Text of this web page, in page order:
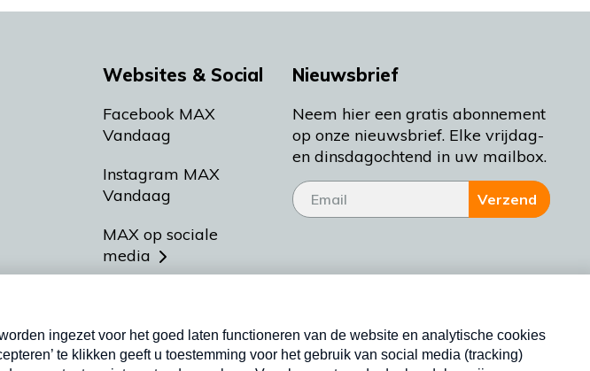
Websites & Social
Facebook MAX
Vandaag
Instagram MAX
Vandaag
MAX op sociale
media
Meldpunt Actueel
Nieuwsbrief
Neem hier een gratis abonnement
op onze nieuwsbrief. Elke vrijdag-
en dinsdagochtend in uw mailbox.
Verzend
Nieuwsbrief